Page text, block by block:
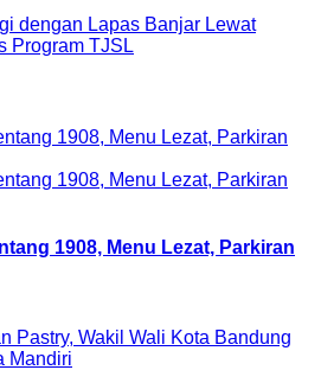
dengan Lapas Banjar Lewat
Program TJSL
1908, Menu Lezat, Parkiran